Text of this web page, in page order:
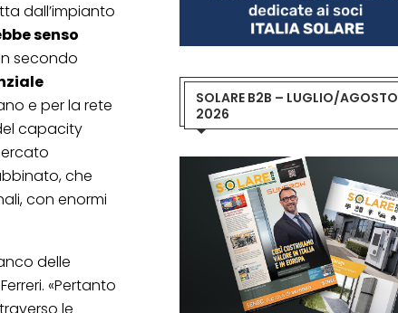
dall’impianto
senso
secondo
e per la rete
capacity
che
con enormi
delle
«Pertanto
SOLARE B2B – LUGLIO/AGOSTO
2026